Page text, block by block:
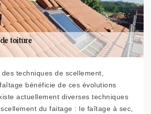
des techniques de scellement,
bénéficie de ces évolutions
actuellement diverses techniques
du faitage : le faîtage à sec,